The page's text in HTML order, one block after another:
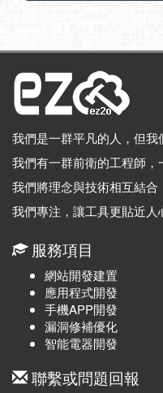
我們是一群平凡的人，但我
我們有一群前衛的工程師，
我們將理念與技術相互結合
我們專注，讓工具更貼近人
服務項目
網站開發建置
應用程式開發
手機APP開發
漏洞修補優化
智能電器開發
聯繫或問題回報